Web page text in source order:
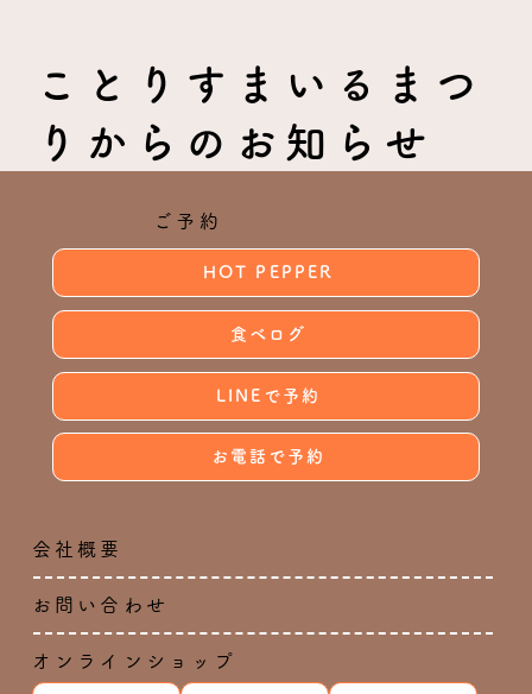
ことりすまいるまつ
りからのお知らせ
ご予約
HOT PEPPER
食べログ
LINEで予約
お電話で予約
会社概要
お問い合わせ
オンラインショップ